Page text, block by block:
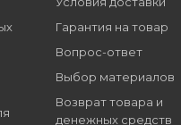
Гарантия на товар
Вопрос-ответ
Выбор материалов
Возврат товара и
денежных средств